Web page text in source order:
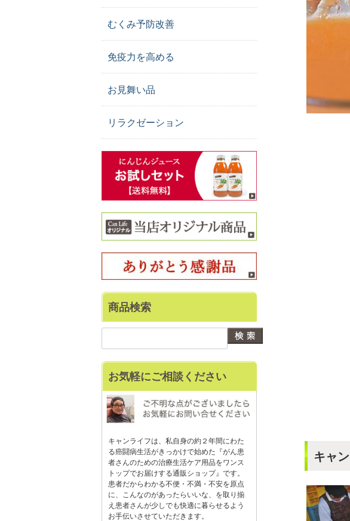
むくみ予防改善
免疫力を高める
お見舞い品
リラクゼーション
商品検索
お気軽にご相談ください
キャンライフは、私自身の約２年間にわた
る癌闘病生活がきっかけで始めた『がん患
者さんのための治療生活ケア用品をワンス
トップでお届けする通販ショップ』です。
患者だからわかる不便・不満・不安を原点
に、こんなのがあったらいいな、を取り揃
え患者さんが少しでも快適に暮らせるよう
お手伝いさせていただきます。
キャ